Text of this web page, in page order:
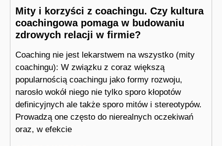
Mity i korzyści z coachingu. Czy kultura
coachingowa pomaga w budowaniu
zdrowych relacji w firmie?
Coaching nie jest lekarstwem na wszystko (mity
coachingu): W związku z coraz większą
popularnością coachingu jako formy rozwoju,
narosło wokół niego nie tylko sporo kłopotów
definicyjnych ale także sporo mitów i stereotypów.
Prowadzą one często do nierealnych oczekiwań
oraz, w efekcie